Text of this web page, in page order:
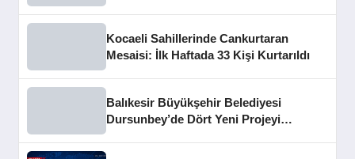
Kocaeli Sahillerinde Cankurtaran
Mesaisi: İlk Haftada 33 Kişi Kurtarıldı
Balıkesir Büyükşehir Belediyesi
Dursunbey’de Dört Yeni Projeyi